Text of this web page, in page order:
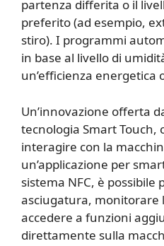
partenza differita o il
preferito (ad esempio,
stiro). I programmi
in base al livello di
un’efficienza energetica
Un’innovazione offerta
tecnologia Smart Touch,
interagire con la
un’applicazione per
sistema NFC, è possibile
asciugatura, monitorare
accedere a funzioni
direttamente sulla